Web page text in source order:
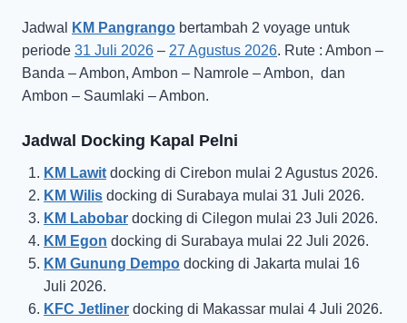
Jadwal KM Pangrango bertambah 2 voyage untuk
periode 31 Juli 2026 – 27 Agustus 2026. Rute : Ambon –
Banda – Ambon, Ambon – Namrole – Ambon, dan
Ambon – Saumlaki – Ambon.
Jadwal Docking Kapal Pelni
KM Lawit docking di Cirebon mulai 2 Agustus 2026.
KM Wilis docking di Surabaya mulai 31 Juli 2026.
KM Labobar docking di Cilegon mulai 23 Juli 2026.
KM Egon docking di Surabaya mulai 22 Juli 2026.
KM Gunung Dempo docking di Jakarta mulai 16
Juli 2026.
KFC Jetliner docking di Makassar mulai 4 Juli 2026.